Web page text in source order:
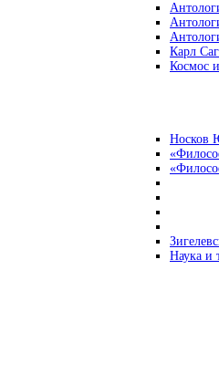
Карл
Космос
Носков
Наука и